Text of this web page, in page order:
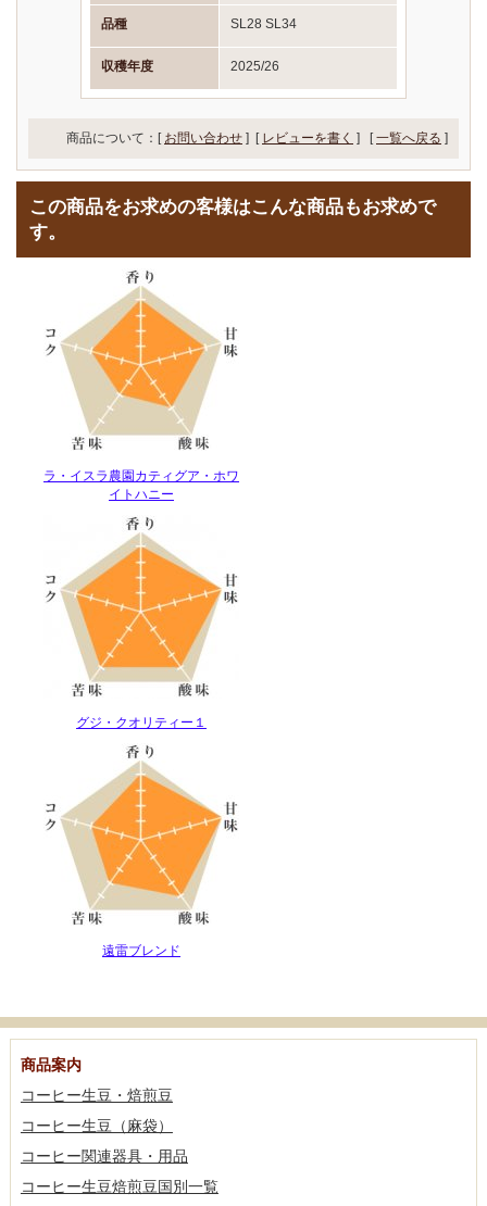
品種 SL28 SL34
収穫年度 2025/26
商品について：[ お問い合わせ ] [ レビューを書く ] [一覧へ戻る ]
この商品をお求めの客様はこんな商品もお求めで
す。
ラ・イスラ農園カティグア・ホワ
イトハニー
グジ・クオリティー１
遠雷ブレンド
商品案内
コーヒー生豆・焙煎豆
コーヒー生豆（麻袋）
コーヒー関連器具・用品
コーヒー生豆焙煎豆国別一覧